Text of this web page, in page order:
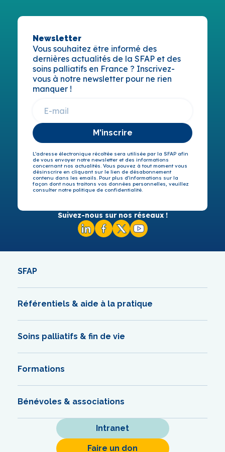
Newsletter
Vous souhaitez être informé des
dernières actualités de la SFAP et des
soins palliatifs en France ? Inscrivez-
vous à notre newsletter pour ne rien
manquer !
M'inscrire
L’adresse électronique récoltée sera utilisée par la SFAP afin
de vous envoyer notre newsletter et des informations
concernant nos actualités. Vous pouvez à tout moment vous
désinscrire en cliquant sur le lien de désabonnement
contenu dans les emails. Pour plus d’informations sur la
façon dont nous traitons vos données personnelles, veuillez
consulter notre politique de confidentialité.
Suivez-nous sur nos réseaux !
SFAP
Référentiels & aide à la pratique
Soins palliatifs & fin de vie
Formations
Bénévoles & associations
Intranet
Faire un don